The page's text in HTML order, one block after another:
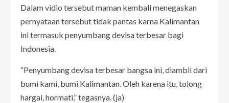
Dalam vidio tersebut maman kembali menegaskan
pernyataan tersebut tidak pantas karna Kalimantan
ini termasuk penyumbang devisa terbesar bagi
Indonesia.
“Penyumbang devisa terbesar bangsa ini, diambil dari
bumi kami, bumi Kalimantan. Oleh karena itu, tolong
hargai, hormati,” tegasnya. (ja)